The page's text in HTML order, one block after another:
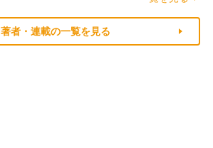
著者・連載の一覧を見る